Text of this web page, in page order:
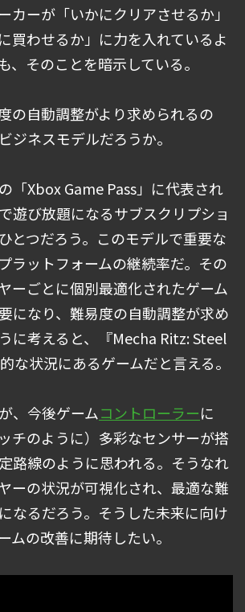
カーが「いかにクリアさせるか」
買わせるか」に力を入れているよ
、そのことを暗示している。
の自動調整がより求められるの
ジネスモデルだろうか。
の「Xbox Game Pass」に代表され
遊び放題になるサブスクリプショ
とつだろう。このモデルで重要な
ラットフォームの継続率だ。その
ーごとに個別最適化されたゲーム
になり、難易度の自動調整が求め
に考えると、『Mecha Ritz: Steel
な状況にあるゲームだと言える。
、今後ゲームコントローラーに
チのように）多彩なセンサーが搭
路線のように思われる。そうなれ
ーの状況が可視化され、最適な難
なるだろう。そうした未来に向け
ムの改善に期待したい。